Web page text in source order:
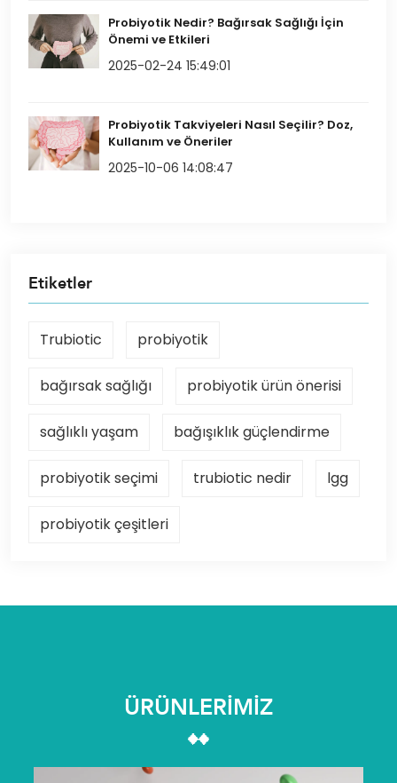
Probiyotik Nedir? Bağırsak Sağlığı İçin
Önemi ve Etkileri
2025-02-24 15:49:01
Probiyotik Takviyeleri Nasıl Seçilir? Doz,
Kullanım ve Öneriler
2025-10-06 14:08:47
Etiketler
Trubiotic probiyotik
bağırsak sağlığı probiyotik ürün önerisi
sağlıklı yaşam bağışıklık güçlendirme
probiyotik seçimi trubiotic nedir lgg
probiyotik çeşitleri
ÜRÜNLERİMİZ